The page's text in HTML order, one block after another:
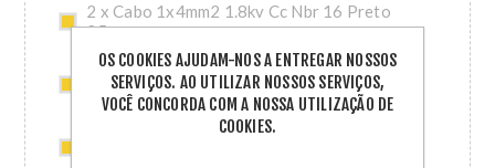
2 x Cabo 1x4mm2 1.8kv Cc Nbr 16 Preto
25m
2 x Cabo 1x4mm2 1.8kv Cc Nbr 16 Vermelho
25m
3 x Kit Ceramico Smart 4,80m (Perfis 2,40m)
OS COOKIES AJUDAM-NOS A ENTREGAR NOSSOS
SERVIÇOS. AO UTILIZAR NOSSOS SERVIÇOS,
VOCÊ CONCORDA COM A NOSSA UTILIZAÇÃO DE
COOKIES.